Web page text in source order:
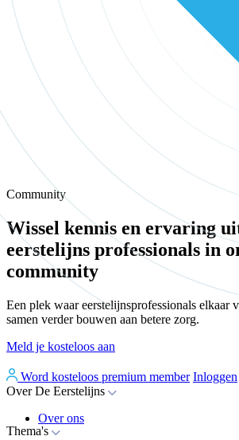
Community
Wissel kennis en ervaring
eerstelijns professionals in
community
Een plek waar eerstelijnsprofessionals elkaar
samen verder bouwen aan betere zorg.
Meld je kosteloos aan
Word kosteloos premium member Inloggen
Over De Eerstelijns
Over ons
Nieuws
Thema's